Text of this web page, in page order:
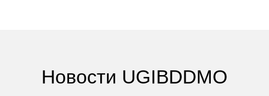
Новости UGIBDDMO